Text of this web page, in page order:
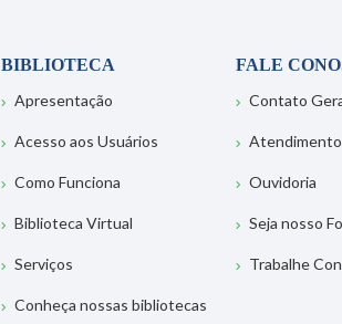
BIBLIOTECA
Apresentação
Acesso aos Usuários
Como Funciona
Biblioteca Virtual
Serviços
Conheça nossas bibliotecas
FALE
Contato
Ouvidoria
Seja nosso
Trabalhe